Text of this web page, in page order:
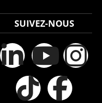
SUIVEZ-NOUS